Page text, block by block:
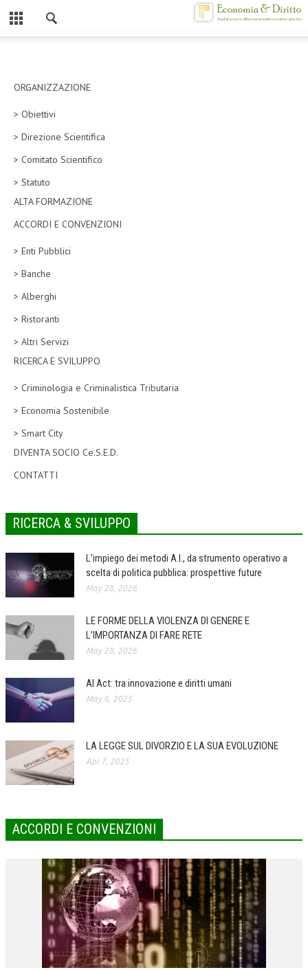
CHI SIAMO
MISSION
CONTATTI
ATTO COSTITUTIVO E STATUTO
ORGANIZZAZIONE
OBIETTIVI
DIREZIONE SCIENTIFICA
ALTA FORMAZIONE
LA RIVISTA
COMITATO EDITORIALE
PEER REVIEW
CODICE ETICO
AUTORI
COLLABORA CON NOI
CORPORATE SOCIAL RESPONSIBILITY
INTERNAZIONALIZZAZIONE
HUMAN RESOURCES
MARKETING
RISK MANAGEMENT
SVILUPPO SOSTENIBILE
PERSONA E CITTÀ
L’UMANISTA
ORGANIZZAZIONE
> Obiettivi
> Direzione Scientifica
> Comitato Scientifico
> Statuto
ALTA FORMAZIONE
ACCORDI E CONVENZIONI
> Enti Pubblici
> Banche
> Alberghi
> Ristoranti
> Altri Servizi
RICERCA E SVILUPPO
> Criminologia e Criminalistica Tributaria
> Economia Sostenibile
> Smart City
DIVENTA SOCIO Ce.S.E.D.
CONTATTI
RICERCA & SVILUPPO
L’impiego dei metodi A.I., da strumento operativo a
scelta di politica pubblica: prospettive future
May 28, 2026
LE FORME DELLA VIOLENZA DI GENERE E
L’IMPORTANZA DI FARE RETE
May 28, 2026
AI Act: tra innovazione e diritti umani
May 6, 2025
LA LEGGE SUL DIVORZIO E LA SUA EVOLUZIONE
Apr 7, 2025
ACCORDI E CONVENZIONI